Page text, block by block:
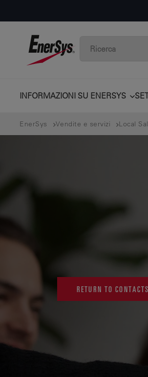
INFORMAZIONI SU ENERSYS
EnerSys Vendite e servizi Local
RETURN TO CONTACTS